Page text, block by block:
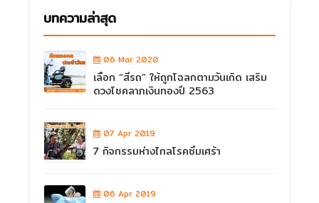
บทความล่าสุด
06 Mar 2020
เลือก “สีรถ” ให้ถูกโฉลกตามวันเกิด เสริม
ดวงโชคลาภเงินทองปี 2563
07 Apr 2019
7 กิจกรรมห่างไกลโรคซึมเศร้า
06 Apr 2019